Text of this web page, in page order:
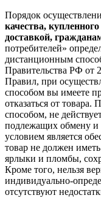
Порядок
качества,
доставкой,
потребителей»
дистанционным
Правительства РФ от
Правил, при
способом вы имеете
отказаться от
способом, не
подлежащих обмену и
условием является
товар не должен
ярлыки и пломбы,
Кроме того, нельзя
индивидуально-
отсутствуют